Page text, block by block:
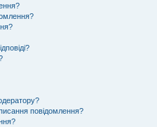
повідомлення?